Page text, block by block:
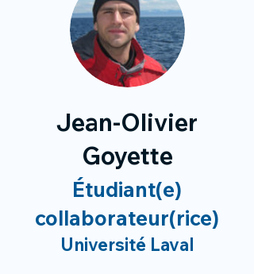
Jean-Olivier
Goyette
Étudiant(e)
collaborateur(rice)
Université Laval